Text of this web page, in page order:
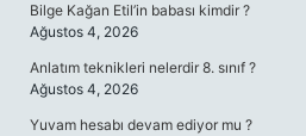
Bilge Kağan Etil’in babası kimdir ?
Ağustos 4, 2026
Anlatım teknikleri nelerdir 8. sınıf ?
Ağustos 4, 2026
Yuvam hesabı devam ediyor mu ?